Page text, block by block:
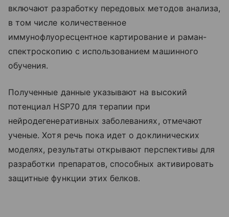
включают разработку передовых методов анализа,
в том числе количественное
иммунофлуоресцентное картирование и раман-
спектроскопию с использованием машинного
обучения.
Полученные данные указывают на высокий
потенциал HSP70 для терапии при
нейродегенеративных заболеваниях, отмечают
ученые. Хотя речь пока идет о доклинических
моделях, результаты открывают перспективы для
разработки препаратов, способных активировать
защитные функции этих белков.